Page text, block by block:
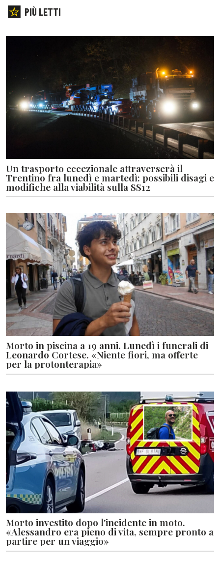
PIÙ LETTI
Un trasporto eccezionale attraverserà il
Trentino fra lunedì e martedì: possibili disagi e
modifiche alla viabilità sulla SS12
Morto in piscina a 19 anni. Lunedì i funerali di
Leonardo Cortese. «Niente fiori, ma offerte
per la protonterapia»
Morto investito dopo l'incidente in moto.
«Alessandro era pieno di vita, sempre pronto a
partire per un viaggio»